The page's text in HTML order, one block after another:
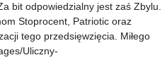
bit odpowiedzialny jest zaś Zbylu.
Stoprocent, Patriotic oraz
tego przedsięwzięcia. Miłego
Uliczny-